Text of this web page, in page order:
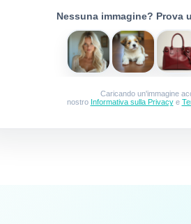
Nessuna immagine? Prova
Caricando un'immagine
nostro Informativa sulla Privacye